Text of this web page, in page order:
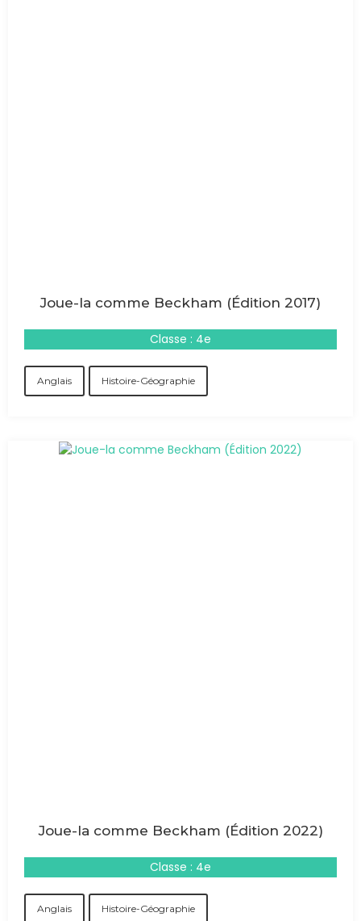
Joue-la comme Beckham (Édition 2017)
Classe : 4e
Anglais Histoire-Géographie
Joue-la comme Beckham (Édition 2022)
Classe : 4e
Anglais Histoire-Géographie